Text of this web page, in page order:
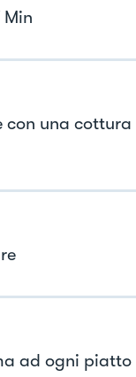
con una
ad ogni piatto